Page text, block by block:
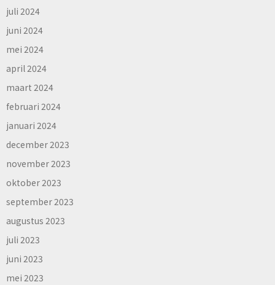
juli 2024
juni 2024
mei 2024
april 2024
maart 2024
februari 2024
januari 2024
december 2023
november 2023
oktober 2023
september 2023
augustus 2023
juli 2023
juni 2023
mei 2023